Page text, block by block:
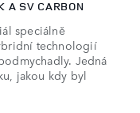
A SV CARBON
speciálně
technologií
Jedná
jakou kdy byl